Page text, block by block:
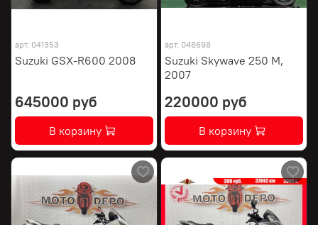
арт. 041353
Suzuki GSX-R600 2008
645000 руб
В корзину
арт. 048698
Suzuki Skywave 250 M,
2007
220000 руб
В корзину